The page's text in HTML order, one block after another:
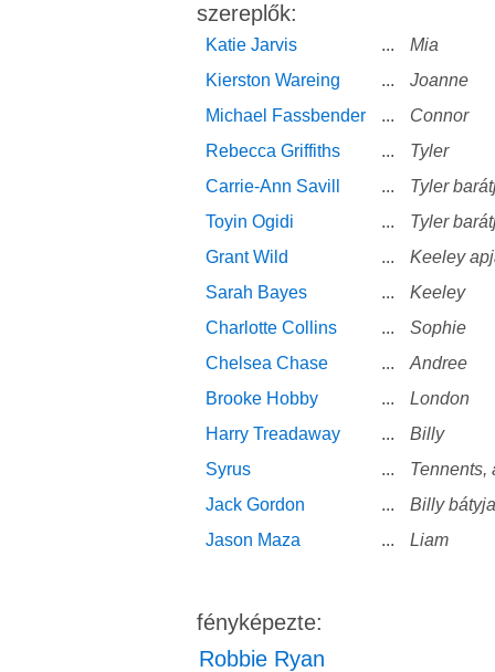
szereplők:
Katie Jarvis ...
Mia
Kierston Wareing
...
Joanne
Michael Fassbender
...
Connor
Rebecca Griffiths
...
Tyler
Carrie-Ann Savill
...
Tyler
Toyin Ogidi
...
Tyler
Grant Wild
...
Keeley
Sarah Bayes
...
Keeley
Charlotte Collins
...
Sophie
Chelsea Chase
...
Andree
Brooke Hobby
...
London
Harry Treadaway
...
Billy
Syrus
...
Tennents,
Jack Gordon
...
Billy bátyja
Jason Maza
... Liam
fényképezte:
Robbie Ryan